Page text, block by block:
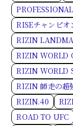
RISEチャンピオ
RIZIN
RIZIN WORLD
RIZIN WORLD
RIZIN 師走の超
RIZIN.40
ROAD TO UFC